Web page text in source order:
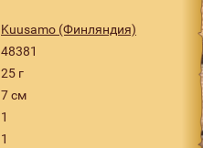
Kuusamo (Финляндия)
48381
25 г
7 см
1
1